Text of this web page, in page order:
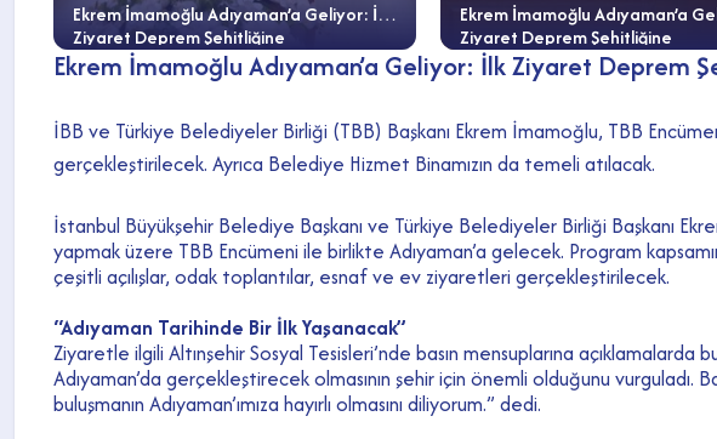
Ekrem İmamoğlu Adıyaman’a Geliyor: İlk
Ziyaret Deprem Şehitliğine
Ekrem İmamoğlu Adıyaman’a
Ziyaret Deprem Şehitliğine
Ekrem İmamoğlu Adıyaman’a Geliyor: İlk Ziyaret Deprem
İBB ve Türkiye Belediyeler Birliği (TBB) Başkanı Ekrem İmamoğlu, TBB
gerçekleştirilecek. Ayrıca Belediye Hizmet Binamızın da temeli atılacak.
İstanbul Büyükşehir Belediye Başkanı ve Türkiye Belediyeler Birliği Başkanı
yapmak üzere TBB Encümeni ile birlikte Adıyaman’a gelecek. Program
çeşitli açılışlar, odak toplantılar, esnaf ve ev ziyaretleri gerçekleştirilecek.
“Adıyaman Tarihinde Bir İlk Yaşanacak”
Ziyaretle ilgili Altınşehir Sosyal Tesisleri’nde basın mensuplarına açıklamalarda
Adıyaman’da gerçekleştirecek olmasının şehir için önemli olduğunu vurguladı.
buluşmanın Adıyaman’ımıza hayırlı olmasını diliyorum.” dedi.